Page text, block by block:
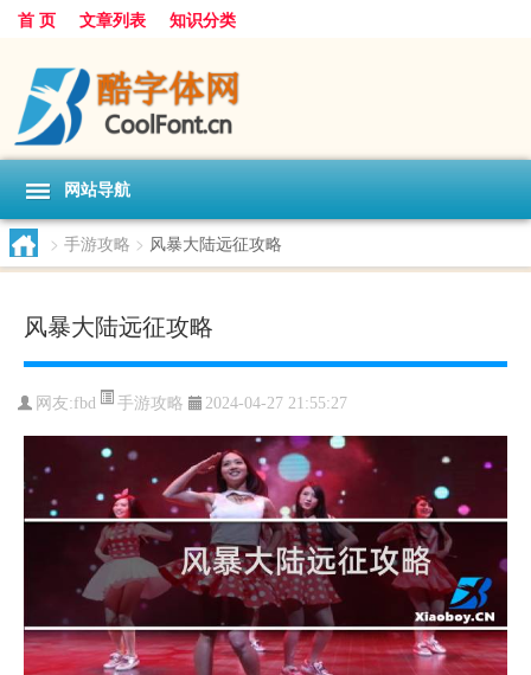
首 页 文章列表 知识分类
网站导航
> 手游攻略 > 风暴大陆远征攻略
风暴大陆远征攻略
网友:fbd 手游攻略 2024-04-27 21:55:27